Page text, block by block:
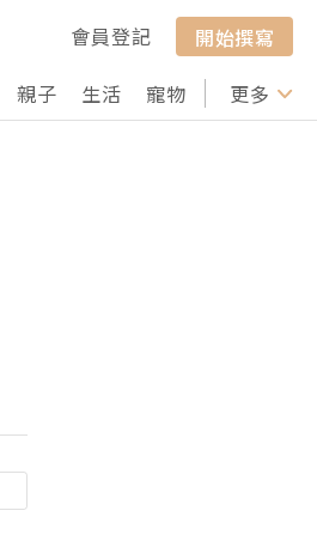
會員登記
開始撰寫
親子 生活 寵物 行山 打卡
更多